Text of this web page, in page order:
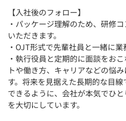
【入社後のフォロー】
・パッケージ理解のため、研修
いただきます。
・OJT形式で先輩社員と一緒に業
・執行役員と定期的に面談をお
トや働き方、キャリアなどの悩
す。将来を見据えた長期的な目
できるように、会社が本気でひ
を大切にしています。